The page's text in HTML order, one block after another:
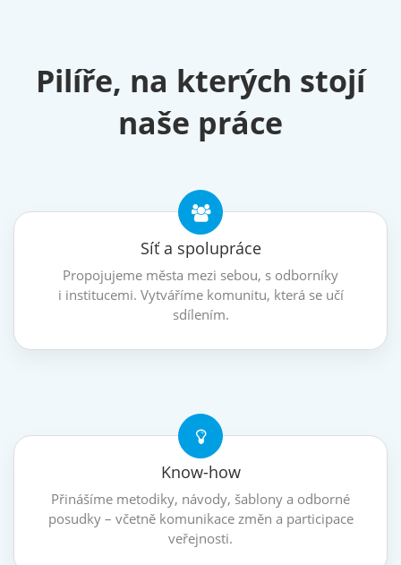
Pilíře, na kterých stojí
naše práce
Síť a spolupráce
Propojujeme města mezi sebou, s odborníky
i institucemi. Vytváříme komunitu, která se učí
sdílením.
Know-how
Přinášíme metodiky, návody, šablony a odborné
posudky – včetně komunikace změn a participace
veřejnosti.